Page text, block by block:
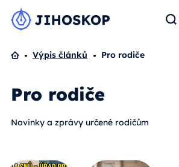
Domů
Výpis článků Pro rodiče
Pro rodiče
Novinky a zprávy určené rodičům